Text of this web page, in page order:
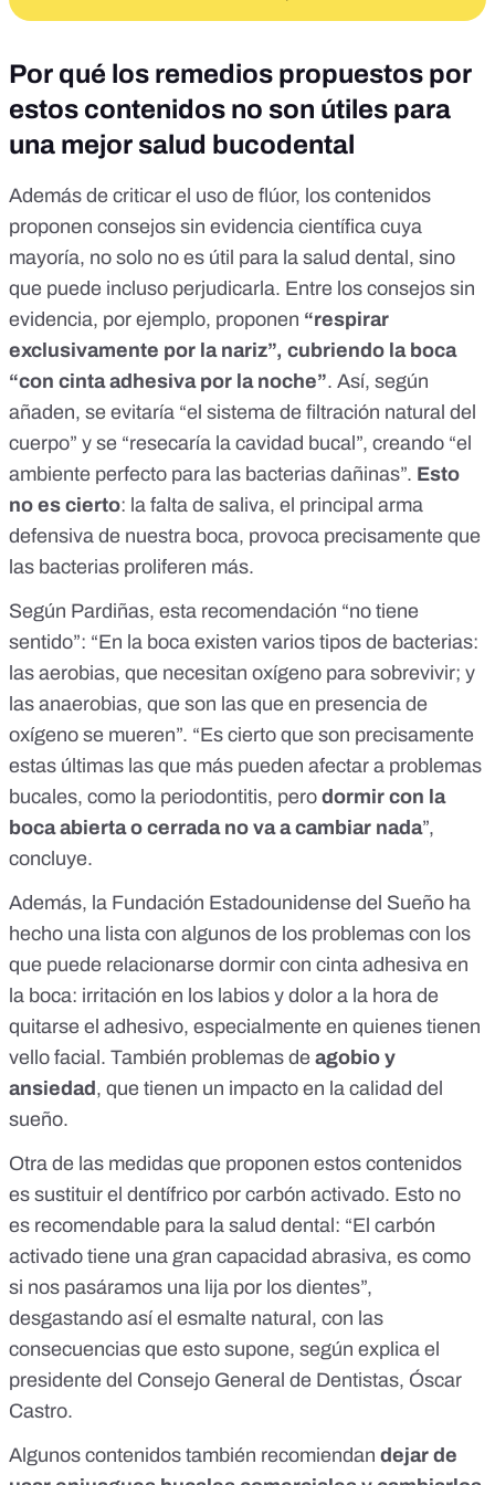
Por qué los remedios propuestos por
estos contenidos no son útiles para
una mejor salud bucodental
Además de criticar el uso de flúor, los contenidos
proponen consejos sin evidencia científica cuya
mayoría, no solo no es útil para la salud dental, sino
que puede incluso perjudicarla. Entre los consejos sin
evidencia, por ejemplo, proponen “respirar
exclusivamente por la nariz”, cubriendo la boca
“con cinta adhesiva por la noche”. Así, según
añaden, se evitaría “el sistema de filtración natural del
cuerpo” y se “resecaría la cavidad bucal”, creando “el
ambiente perfecto para las bacterias dañinas”. Esto
no es cierto: la falta de saliva, el principal arma
defensiva de nuestra boca, provoca precisamente que
las bacterias proliferen más.
Según Pardiñas, esta recomendación “no tiene
sentido”: “En la boca existen varios tipos de bacterias:
las aerobias, que necesitan oxígeno para sobrevivir; y
las anaerobias, que son las que en presencia de
oxígeno se mueren”. “Es cierto que son precisamente
estas últimas las que más pueden afectar a problemas
bucales, como la periodontitis, pero dormir con la
boca abierta o cerrada no va a cambiar nada”,
concluye.
Además, la Fundación Estadounidense del Sueño ha
hecho una lista con algunos de los problemas con los
que puede relacionarse dormir con cinta adhesiva en
la boca: irritación en los labios y dolor a la hora de
quitarse el adhesivo, especialmente en quienes tienen
vello facial. También problemas de agobio y
ansiedad , que tienen un impacto en la calidad del
sueño.
Otra de las medidas que proponen estos contenidos
es sustituir el dentífrico por carbón activado. Esto no
es recomendable para la salud dental : “El carbón
activado tiene una gran capacidad abrasiva, es como
si nos pasáramos una lija por los dientes”,
desgastando así el esmalte natural, con las
consecuencias que esto supone, según explica el
presidente del Consejo General de Dentistas, Óscar
Castro.
Algunos contenidos también recomiendan dejar de